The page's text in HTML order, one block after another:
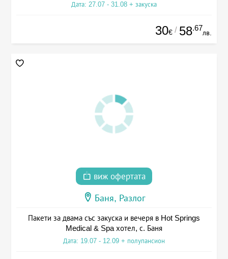
Дата: 27.07 - 31.08 + закуска
30€ / 58.67
лв.
виж офертата
Баня, Разлог
Пакети за двама със закуска и вечеря в Hot Springs
Medical & Spa хотел, с. Баня
Дата: 19.07 - 12.09 + полупансион